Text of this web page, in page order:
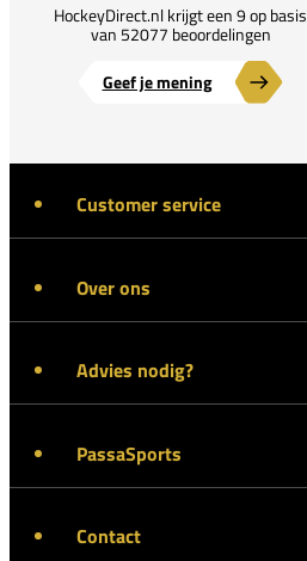
HockeyDirect.nl krijgt een 9 op basis
van 52077 beoordelingen
Geef je mening
Customer service
Over ons
Advies nodig?
PassaSports
Contact